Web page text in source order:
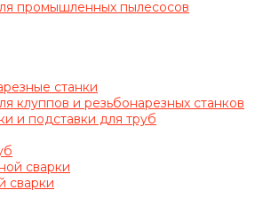
промышленных пылесосов
станки
клуппов и резьбонарезных станков
и подставки для труб
сварки
сварки